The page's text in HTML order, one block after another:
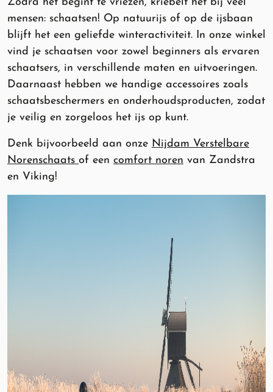
mensen: schaatsen! Op natuurijs of op de ijsbaan
blijft het een geliefde winteractiviteit. In onze winkel
vind je schaatsen voor zowel beginners als ervaren
schaatsers, in verschillende maten en uitvoeringen.
Daarnaast hebben we handige accessoires zoals
schaatsbeschermers en onderhoudsproducten, zodat
je veilig en zorgeloos het ijs op kunt.
Denk bijvoorbeeld aan onze Nijdam Verstelbare
Norenschaats of een comfort noren van Zandstra
en Viking!